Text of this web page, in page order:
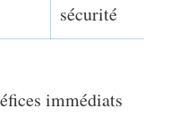
sécurité
immédiats